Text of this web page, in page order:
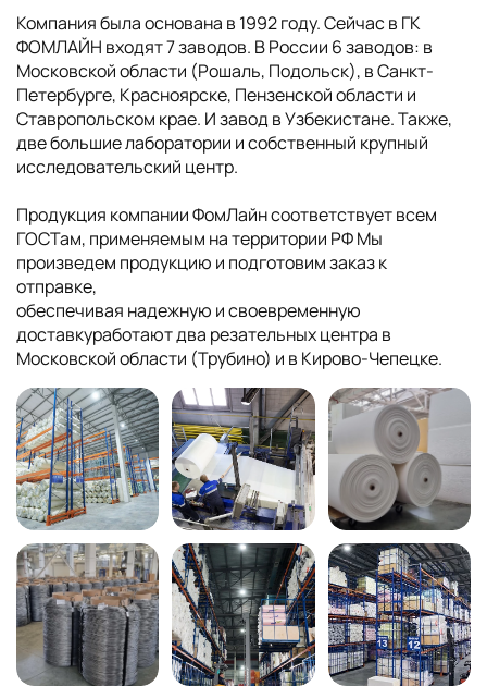
Компания была основана в 1992 году. Сейчас в ГК
ФОМЛАЙН входят 7 заводов. В России 6 заводов: в
Московской области (Рошаль, Подольск), в Санкт-
Петербурге, Красноярске, Пензенской области и
Ставропольском крае. И завод в Узбекистане. Также,
две большие лаборатории и собственный крупный
исследовательский центр.
Продукция компании ФомЛайн соответствует всем
ГОСТам, применяемым на территории РФ Мы
произведем продукцию и подготовим заказ к
отправке,
обеспечивая надежную и своевременную
доставкуработают два резательных центра в
Московской области (Трубино) и в Кирово-Чепецке.